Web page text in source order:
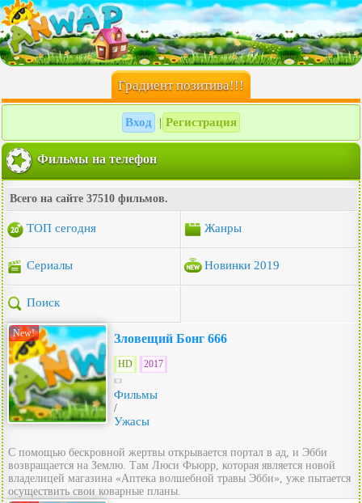
Градиент позитива!!!
Вход Регистрация
Фильмы на телефон
Всего на сайте 37510 фильмов.
ТОП сегодня Жанры
Сериалы Новинки 2019
Поиск
New! Зловещий Бонг 666
HD 2017
Фильмы
/
Ужасы
С помощью бескровной жертвы открывается портал в ад, и Эбби
возвращается на Землю. Там Люси Фьюрр, которая является новой
владелицей магазина «Аптека волшебной травы Эбби», уже пытается
осуществить свои коварные планы.